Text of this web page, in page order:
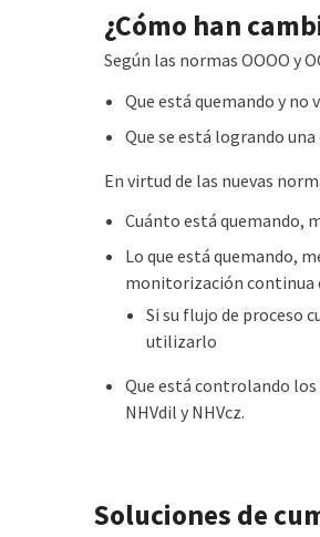
¿Cómo han
Según las normas OOOO y
Que está quemando y
Que se está logrando
En virtud de las nuevas
Cuánto está quemando,
Lo que está quemando,
monitorización continua
Si su flujo de proceso
utilizarlo
Que está controlando
NHVdil y NHVcz.
Soluciones de